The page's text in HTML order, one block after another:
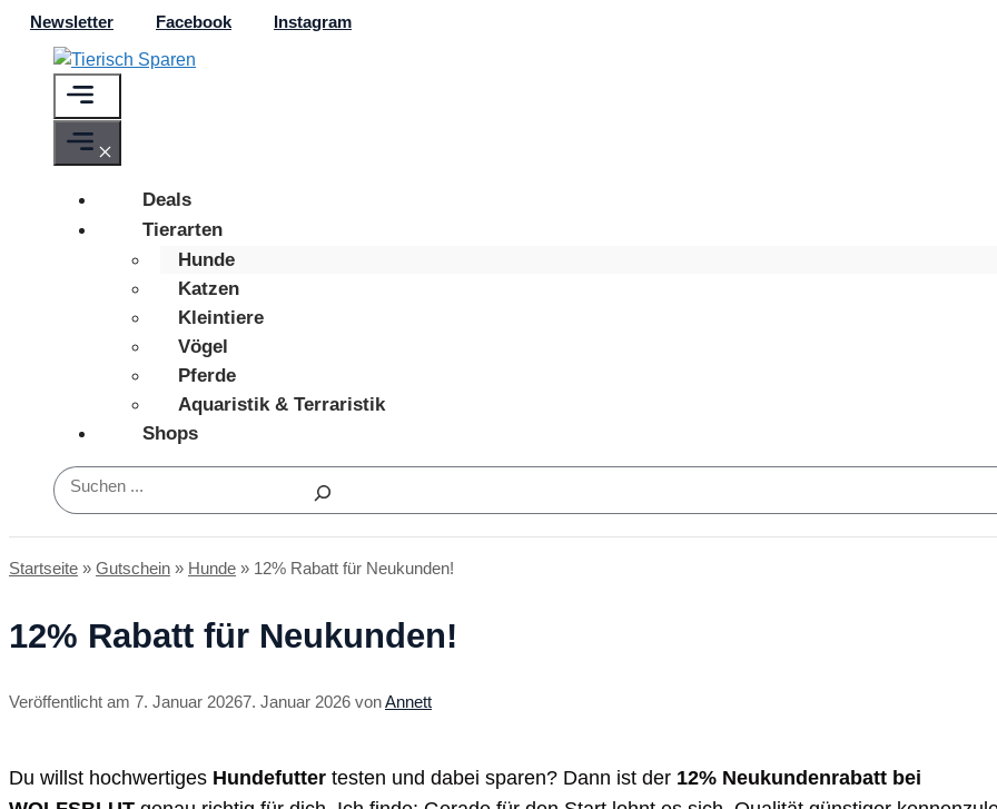
Zum
springen
Newsletter Facebook Instagram
Deals
Tierarten
Hunde
Katzen
Kleintiere
Vögel
Pferde
Aquaristik & Terraristik
Shops
Suchen
Startseite » Gutschein » Hunde » 12% Rabatt für Neukunden!
12% Rabatt für Neukunden!
7. Januar 20267. Januar 2026 vonAnnett
Du willst hochwertiges Hundefutter testen und dabei sparen? Dann ist der 12% Neukundenrabatt bei